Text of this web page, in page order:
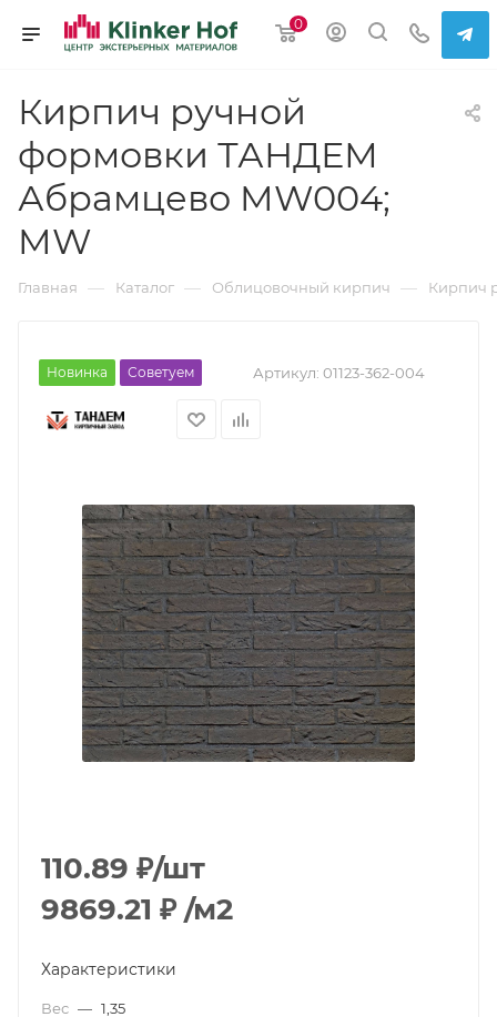
0
Кирпич ручной
формовки ТАНДЕМ
Абрамцево MW004;
MW
Главная — Каталог — Облицовочный кирпич — Кирпич
Новинка Советуем Артикул: 01123-362-004
110.89 ₽/шт
9869.21 ₽ /м2
Характеристики
Вес — 1,35